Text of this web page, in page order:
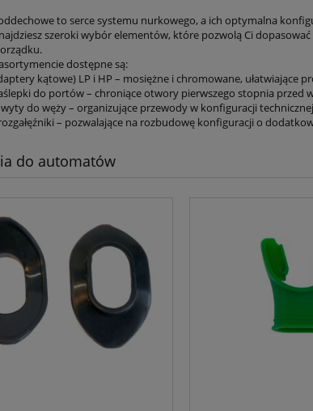
to serce systemu nurkowego, a ich optymalna
szeroki wybór elementów, które pozwolą Ci
dostępne są:
kątowe) LP i HP – mosiężne i chromowane, ułatwiające
do portów – chroniące otwory pierwszego stopnia przed
do węży – organizujące przewody w konfiguracji
– pozwalające na rozbudowę konfiguracji o
do automatów